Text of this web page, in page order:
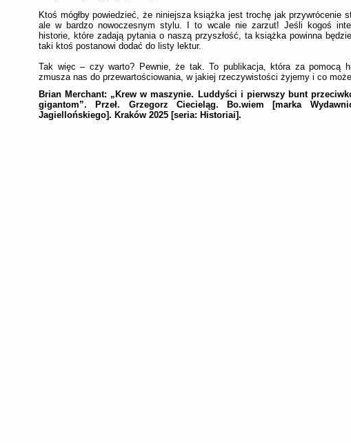
Ktoś mógłby powiedzieć, że niniejsza książka jest trochę jak przywrócenie
ale w bardzo nowoczesnym stylu. I to wcale nie zarzut! Jeśli kogoś
historie, które zadają pytania o naszą przyszłość, ta książka powinna
taki ktoś postanowi dodać do listy lektur.
Tak więc – czy warto? Pewnie, że tak. To publikacja, która za pomocą
zmusza nas do przewartościowania, w jakiej rzeczywistości żyjemy i co
Brian Merchant: „ Krew w maszynie. Luddyści i pierwszy bunt
gigantom”. Przeł. Grzegorz Ciecieląg. Bo.wiem [marka
Jagiellońskiego]. Kraków 2025 [seria: Historiai].